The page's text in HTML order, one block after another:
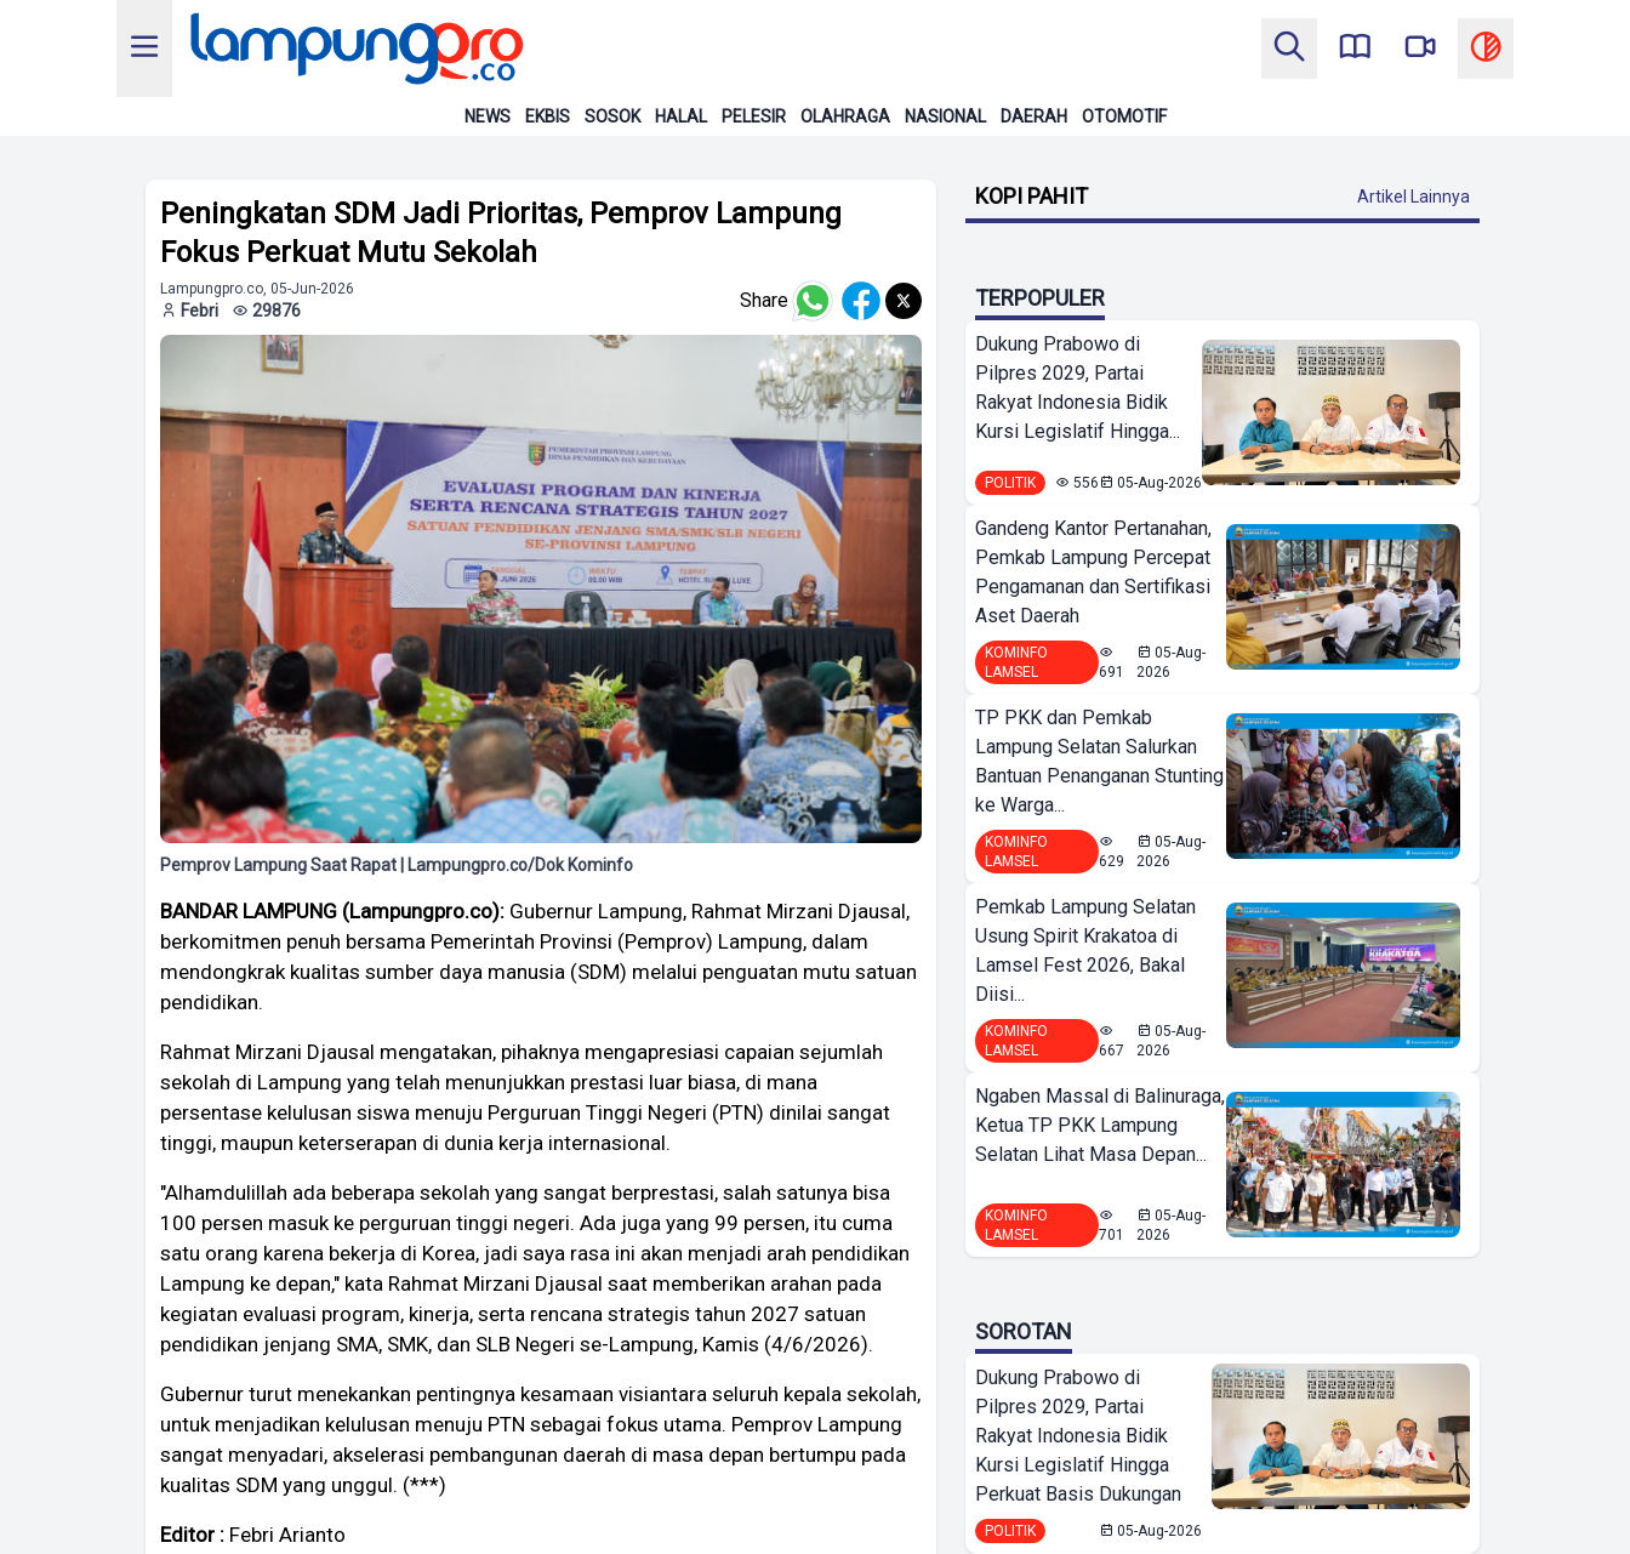
NEWS EKBIS SOSOK HALAL PELESIR OLAHRAGA NASIONAL DAERAH OTOMOTIF
Peningkatan SDM Jadi Prioritas, Pemprov Lampung
Fokus Perkuat Mutu Sekolah
Lampungpro.co, 05-Jun-2026
Febri 29876 Share
Pemprov Lampung Saat Rapat | Lampungpro.co/Dok Kominfo
BANDAR LAMPUNG (Lampungpro.co): Gubernur Lampung, Rahmat Mirzani Djausal,
berkomitmen penuh bersama Pemerintah Provinsi (Pemprov) Lampung, dalam
mendongkrak kualitas sumber daya manusia (SDM) melalui penguatan mutu satuan
pendidikan.
Rahmat Mirzani Djausal mengatakan, pihaknya mengapresiasi capaian sejumlah
sekolah di Lampung yang telah menunjukkan prestasi luar biasa, di mana
persentase kelulusan siswa menuju Perguruan Tinggi Negeri (PTN) dinilai sangat
tinggi, maupun keterserapan di dunia kerja internasional.
​"Alhamdulillah ada beberapa sekolah yang sangat berprestasi, salah satunya bisa
100 persen masuk ke perguruan tinggi negeri. Ada juga yang 99 persen, itu cuma
satu orang karena bekerja di Korea, jadi saya rasa ini akan menjadi arah pendidikan
Lampung ke depan," kata Rahmat Mirzani Djausal saat memberikan arahan pada
kegiatan evaluasi program, kinerja, serta rencana strategis tahun 2027 satuan
pendidikan jenjang SMA, SMK, dan SLB Negeri se-Lampung, Kamis (4/6/2026).
​Gubernur turut menekankan pentingnya kesamaan visiantara seluruh kepala sekolah,
untuk menjadikan kelulusan menuju PTN sebagai fokus utama. Pemprov Lampung
sangat menyadari, akselerasi pembangunan daerah di masa depan bertumpu pada
kualitas SDM yang unggul. (***)
Editor : Febri Arianto
KOPI PAHIT Artikel Lainnya
TERPOPULER
Dukung Prabowo di
Pilpres 2029, Partai
Rakyat Indonesia Bidik
Kursi Legislatif Hingga...
POLITIK 556 05-Aug-2026
Gandeng Kantor Pertanahan,
Pemkab Lampung Percepat
Pengamanan dan Sertifikasi
Aset Daerah
KOMINFO
LAMSEL
691
05-Aug-
2026
TP PKK dan Pemkab
Lampung Selatan Salurkan
Bantuan Penanganan Stunting
ke Warga...
KOMINFO
LAMSEL
629
05-Aug-
2026
Pemkab Lampung Selatan
Usung Spirit Krakatoa di
Lamsel Fest 2026, Bakal
Diisi...
KOMINFO
LAMSEL
667
05-Aug-
2026
Ngaben Massal di Balinuraga,
Ketua TP PKK Lampung
Selatan Lihat Masa Depan...
KOMINFO
LAMSEL
701
05-Aug-
2026
SOROTAN
Dukung Prabowo di
Pilpres 2029, Partai
Rakyat Indonesia Bidik
Kursi Legislatif Hingga
Perkuat Basis Dukungan
POLITIK 05-Aug-2026